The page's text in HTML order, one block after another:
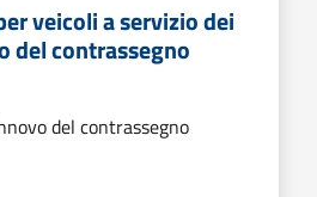
veicoli a servizio dei
del contrassegno
del contrassegno